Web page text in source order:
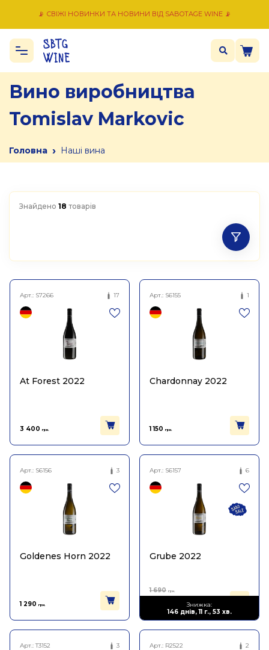
📡 СВІЖІ НОВИНКИ ТА НОВИНИ ВІД SABOTAGE WINE 📡
Вино виробництва
Tomislav Markovic
Головна › Наші вина
Знайдено 18 товарів
Арт.: S7266 17
At Forest 2022
3 400 грн.
Арт.: S6155 1
Chardonnay 2022
1 150 грн.
Арт.: S6156 3
Goldenes Horn 2022
1 290 грн.
Арт.: S6157
Знижка:
146 днів, 11 г., 53 хв.
6
Grube 2022
1 690 грн.
Арт.:T3152 3 Арт.: R2522 2